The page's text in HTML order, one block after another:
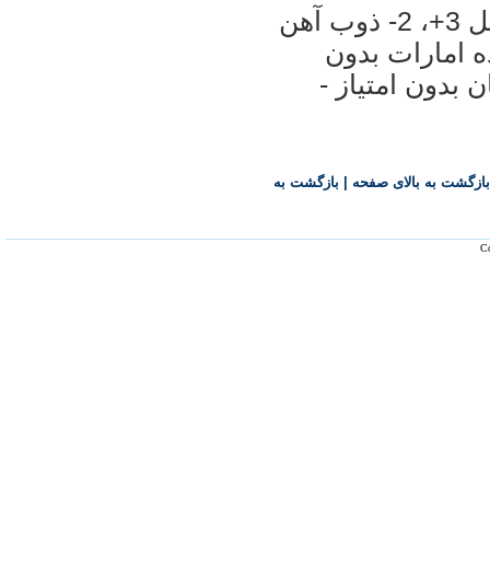
1- بنیادکار ازبکستان 3 امتیاز - تفاضل گل 3+، 2- ذوب آهن
گل 1+، 3- الوحده امارات بدون
عربستان بدون امتیاز -
بازگشت به بالای صفحه بازگشت به